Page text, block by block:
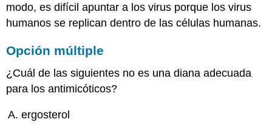
modo, es difícil apuntar a los virus porque los virus
humanos se replican dentro de las células humanas.
Opción múltiple
¿Cuál de las siguientes no es una diana adecuada
para los antimicóticos?
ergosterol